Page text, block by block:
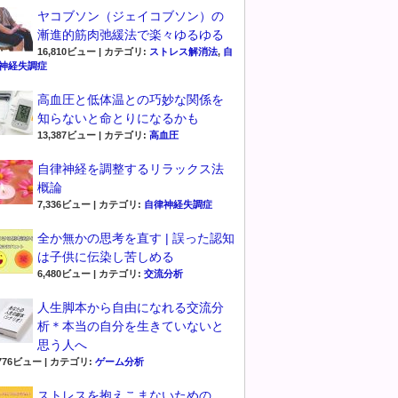
ヤコブソン（ジェイコブソン）の
漸進的筋肉弛緩法で楽々ゆるゆる
16,810ビュー | カテゴリ: ストレス解消法, 自
経失調症
高血圧と低体温との巧妙な関係を
知らないと命とりになるかも
13,387ビュー | カテゴリ: 高血圧
自律神経を調整するリラックス法
概論
7,336ビュー | カテゴリ: 自律神経失調症
全か無かの思考を直す | 誤った認知
は子供に伝染し苦しめる
6,480ビュー | カテゴリ: 交流分析
人生脚本から自由になれる交流分
析＊本当の自分を生きていないと
思う人へ
ビュー | カテゴリ: ゲーム分析